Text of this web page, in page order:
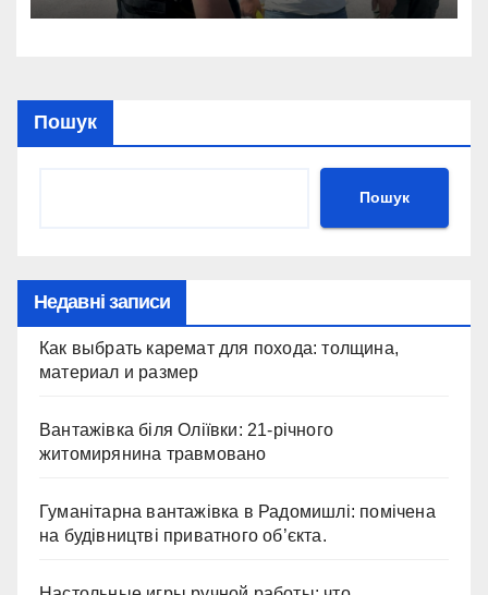
Пошук
Пошук
Недавні записи
Как выбрать каремат для похода: толщина,
материал и размер
Вантажівка біля Оліївки: 21-річного
житомирянина травмовано
Гуманітарна вантажівка в Радомишлі: помічена
на будівництві приватного об’єкта.